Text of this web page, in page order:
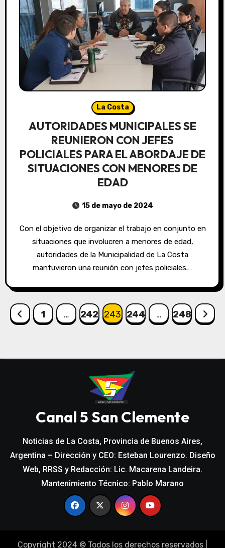
La Costa
AUTORIDADES MUNICIPALES SE
REUNIERON CON JEFES
POLICIALES PARA EL ABORDAJE DE
SITUACIONES CON MENORES DE
EDAD
15 de mayo de 2024
Con el objetivo de organizar el trabajo en conjunto en
situaciones que involucren a menores de edad,
autoridades de la Municipalidad de La Costa
mantuvieron una reunión con jefes policiales.…
Paginación
entradas
1 … 242 243 244 … 248
Canal 5 San Clemente
Noticias de La Costa, Provincia de Buenos Aires,
Argentina – Dirección y CEO: Esteban Lourenzo. Diseño
Web, RRSS y Redacción: Lic. Macarena Landeira.
Mantenimiento Técnico: Pablo Marano
Copyright 2024 © Todos los derechos reservados